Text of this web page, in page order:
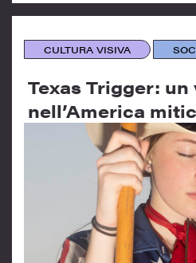
CULTURA VISIVA
Texas Trigger: un
nell’America